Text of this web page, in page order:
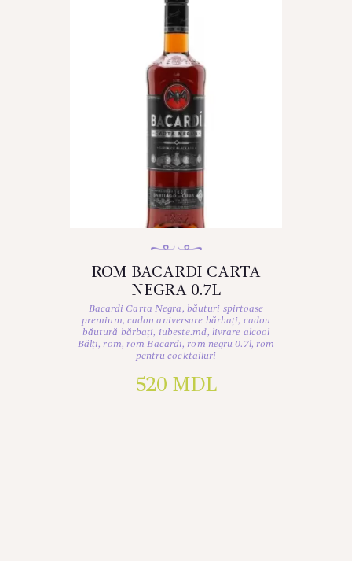
ROM BACARDI CARTA
NEGRA 0.7L
Bacardi Carta Negra, băuturi spirtoase
premium, cadou aniversare bărbați, cadou
băutură bărbați, iubeste.md, livrare alcool
Bălți,rom, rom Bacardi,rom negru 0.7l, rom
pentru cocktailuri
520 MDL